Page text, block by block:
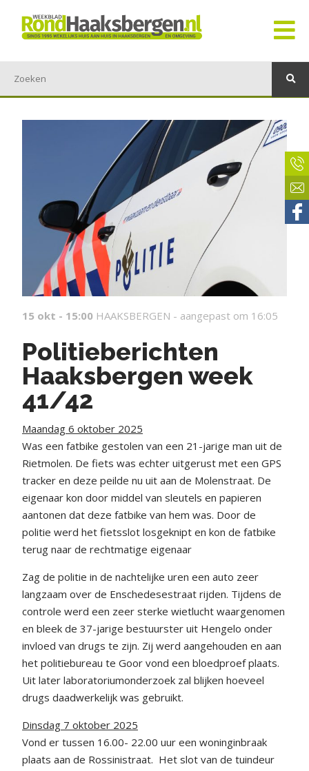
15 okt - 15:00 HAAKSBERGEN - aangepast om 16:05
Politieberichten
Haaksbergen week
41/42
Maandag 6 oktober 2025
Was een fatbike gestolen van een 21-jarige man uit de
Rietmolen. De fiets was echter uitgerust met een GPS
tracker en deze peilde nu uit aan de Molenstraat. De
eigenaar kon door middel van sleutels en papieren
aantonen dat deze fatbike van hem was. Door de
politie werd het fietsslot losgeknipt en kon de fatbike
terug naar de rechtmatige eigenaar
Zag de politie in de nachtelijke uren een auto zeer
langzaam over de Enschedesestraat rijden. Tijdens de
controle werd een zeer sterke wietlucht waargenomen
en bleek de 37-jarige bestuurster uit Hengelo onder
invloed van drugs te zijn. Zij werd aangehouden en aan
het politiebureau te Goor vond een bloedproef plaats.
Uit later laboratoriumonderzoek zal blijken hoeveel
drugs daadwerkelijk was gebruikt.
Dinsdag 7 oktober 2025
Vond er tussen 16.00- 22.00 uur een woninginbraak
plaats aan de Rossinistraat. Het slot van de tuindeur